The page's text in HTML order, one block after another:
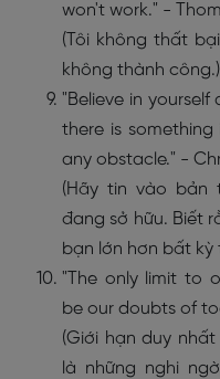
won't work." -
(Tôi không thất
không thành công.)
"Believe in
there is
any obstacle." -
(Hãy tin vào bản
đang sở hữu. Biết
bạn lớn hơn bất kỳ
"The only limit to
be our doubts of
(Giới hạn duy
là những nghi